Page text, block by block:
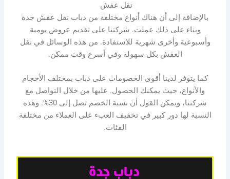
نقل عفش
بالإضافة إلى أن هناك أنواع مختلفة من دباب نقل عفش جدة
وبناء على ذلك عملت. شركتنا على تقديم عروض يومية
وأسبوعية وأخرى شهرية للاستفادة. من هذه الوسائل في نقل
العفش بكل سهولة وفي أسرع وقت ممكن.
كما يتوفر لدينا أقوى الخصومات على دباب بمختلف الأحجام
والأنواع، حيث يمكنك الحصول. عليها من خلال التواصل مع
شركتنا، ويمكن القول أن نسبة الخصم تصل إلى 30%. وهذه
النسبة لها دور كبير في تخفيف العبء على العملاء من مختلفة
الفئات.